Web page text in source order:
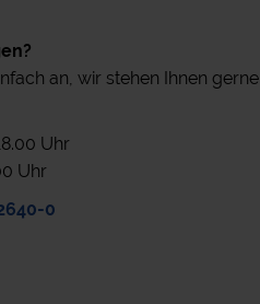
an, wir stehen Ihnen gerne
Uhr
Uhr
0